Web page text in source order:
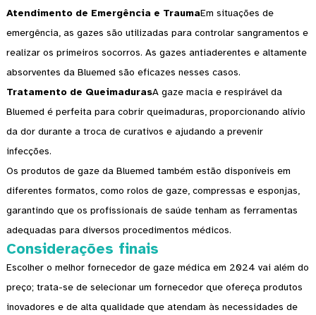
Atendimento de Emergência e TraumaEm situações de
emergência, as gazes são utilizadas para controlar sangramentos e
realizar os primeiros socorros. As gazes antiaderentes e altamente
absorventes da Bluemed ​​são eficazes nesses casos.
Tratamento de QueimadurasA gaze macia e respirável da
Bluemed ​​é perfeita para cobrir queimaduras, proporcionando alívio
da dor durante a troca de curativos e ajudando a prevenir
infecções.
Os produtos de gaze da Bluemed ​​também estão disponíveis em
diferentes formatos, como rolos de gaze, compressas e esponjas,
garantindo que os profissionais de saúde tenham as ferramentas
adequadas para diversos procedimentos médicos.
Considerações finais
Escolher o melhor fornecedor de gaze médica em 2024 vai além do
preço; trata-se de selecionar um fornecedor que ofereça produtos
inovadores e de alta qualidade que atendam às necessidades de